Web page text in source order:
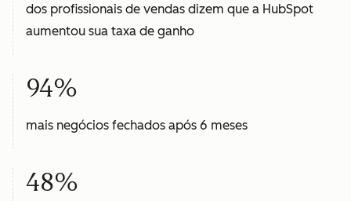
dos profissionais de vendas dizem que a HubSpot
aumentou sua taxa de ganho
94%
mais negócios fechados após 6 meses
48%